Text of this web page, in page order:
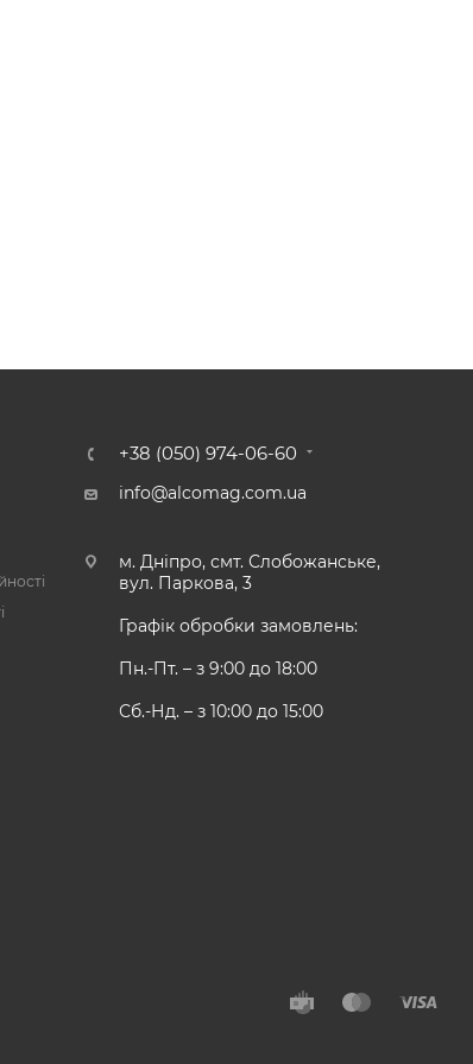
+38 (050) 974-06-60
info@alcomag.com.ua
м. Дніпро, смт. Слобожанське,
вул. Паркова, 3
Графік обробки замовлень:
Пн.-Пт. – з 9:00 до 18:00
Сб.-Нд. – з 10:00 до 15:00